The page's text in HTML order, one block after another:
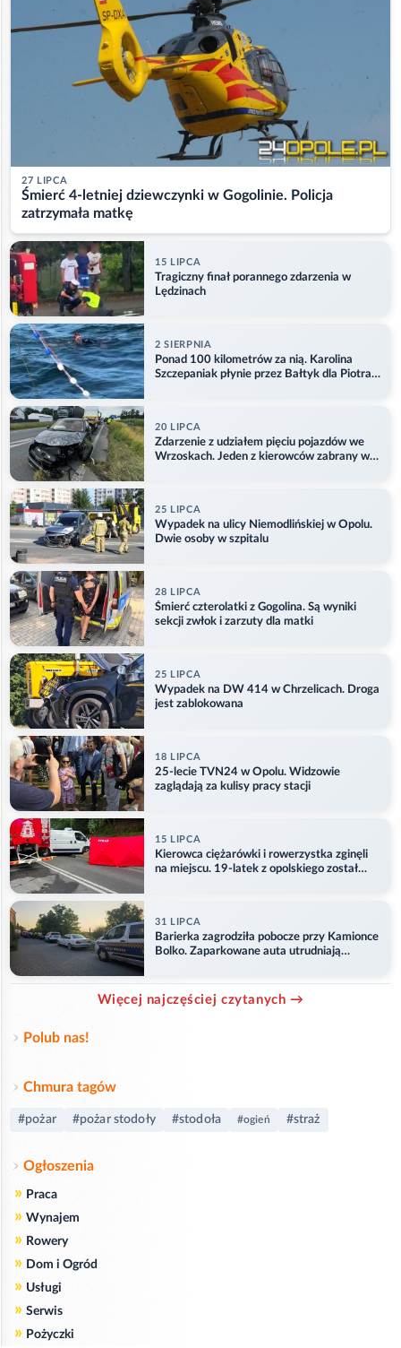
27 LIPCA
Śmierć 4-letniej dziewczynki w Gogolinie. Policja
zatrzymała matkę
15 LIPCA
Tragiczny finał porannego zdarzenia w
Lędzinach
2 SIERPNIA
Ponad 100 kilometrów za nią. Karolina
Szczepaniak płynie przez Bałtyk dla Piotra.
20 LIPCA
Zdarzenie z udziałem pięciu pojazdów we
Wrzoskach. Jeden z kierowców zabrany w
25 LIPCA
Wypadek na ulicy Niemodlińskiej w Opolu.
Dwie osoby w szpitalu
28 LIPCA
Śmierć czterolatki z Gogolina. Są wyniki
sekcji zwłok i zarzuty dla matki
25 LIPCA
Wypadek na DW 414 w Chrzelicach. Droga
jest zablokowana
18 LIPCA
25-lecie TVN24 w Opolu. Widzowie
zaglądają za kulisy pracy stacji
15 LIPCA
Kierowca ciężarówki i rowerzystka zginęli
na miejscu. 19-latek z opolskiego został
31 LIPCA
Barierka zagrodziła pobocze przy Kamionce
Bolko. Zaparkowane auta utrudniają
Więcej najczęściej czytanych →
Polub nas!
Chmura tagów
#pożar #pożar stodoły #stodoła #ogień #straż
Ogłoszenia
» Praca
» Wynajem
» Rowery
» Dom i Ogród
» Usługi
» Serwis
» Pożyczki